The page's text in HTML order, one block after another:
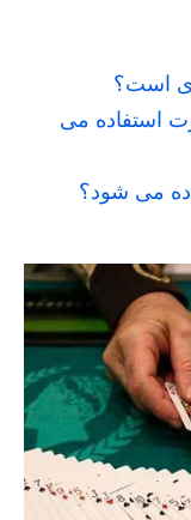
کارت استفاده می
می شود؟